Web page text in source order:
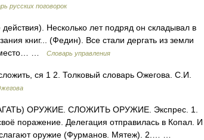
русских поговорок
Несколько лет подряд он складывал в
книг... (Федин). Все стали дергать из земли
(место… …
Словарь управления
ся 1 2. Толковый словарь Ожегова. С.И.
ОРУЖИЕ. СЛОЖИТЬ ОРУЖИЕ. Экспрес. 1.
поражение. Делегация отправилась в Копал. И
слагают оружие (Фурманов. Мятеж). 2.… …